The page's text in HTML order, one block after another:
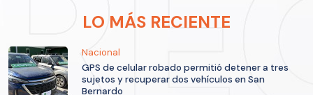
LO MÁS RECIENTE
Nacional
GPS de celular robado permitió detener a tres
sujetos y recuperar dos vehículos en San
Bernardo